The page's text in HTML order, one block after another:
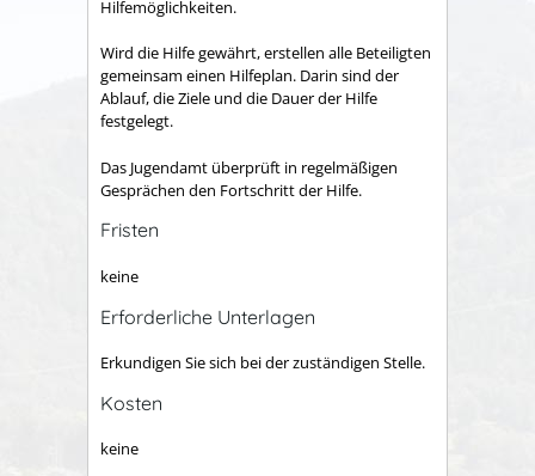
Hilfemöglichkeiten.
Wird die Hilfe gewährt, erstellen alle Beteiligten
gemeinsam einen Hilfeplan. Darin sind der
Ablauf, die Ziele und die Dauer der Hilfe
festgelegt.
Das Jugendamt überprüft in regelmäßigen
Gesprächen den Fortschritt der Hilfe.
Fristen
keine
Erforderliche Unterlagen
Erkundigen Sie sich bei der zuständigen Stelle.
Kosten
keine